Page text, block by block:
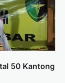
50 Kantong